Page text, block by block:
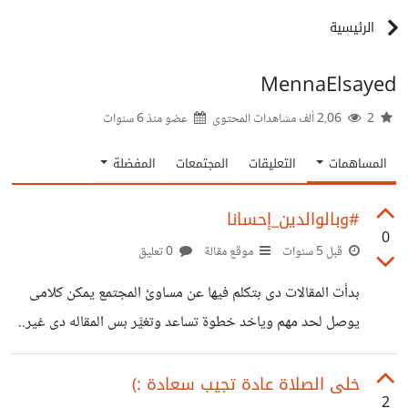
الرئيسية
MennaElsayed
عضو منذ6 سنوات
المساهمات التعليقات المجتمعات المفضلة
0
#وبالوالدين_إحسانا
قبل 5 سنوات موقع مقالة
بدأت المقالات دى بتكلم فيها عن مساوئ المجتمع يمكن كلامى
يوصل لحد مهم وياخد خطوة تساعد وتغيَّر بس المقاله دى غير..
مش عن مساوئ المجتمع بس دى عن مساوئ الدنيا كلها. من
مساوئ الدنيا اللى احنا فيها غدرها اللى بتورثه للى فيها كبار
خلى الصلاة عادة تجيب سعادة :)